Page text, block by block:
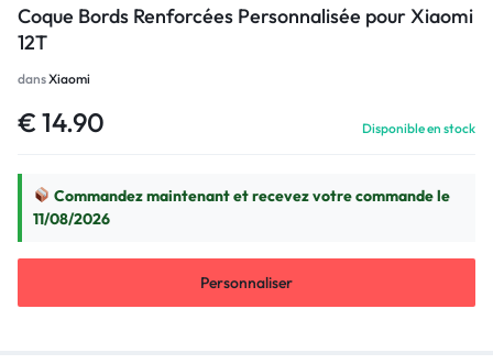
Coque Bords Renforcées Personnalisée pour Xiaomi
12T
dansXiaomi
€ 14.90 Disponible en stock
Commandez maintenant et recevez votre commande le
11/08/2026
Personnaliser